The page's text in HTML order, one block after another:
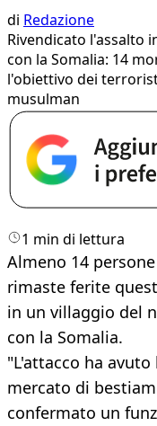
di Redazione
Rivendicato l'assalto
con la Somalia: 14
l'obiettivo dei
musulman
1 min di lettura
​Almeno 14
rimaste ferite
in un villaggio del
con la Somalia.
"L'attacco ha
mercato di
confermato un